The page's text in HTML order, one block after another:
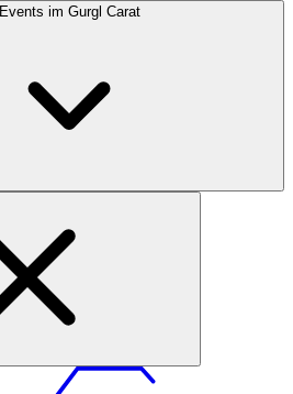
Events im Gurgl Carat